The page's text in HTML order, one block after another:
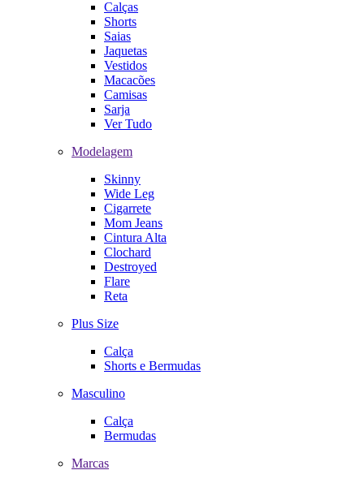
Calças
Shorts
Saias
Jaquetas
Vestidos
Macacões
Camisas
Sarja
Ver Tudo
Modelagem
Skinny
Wide Leg
Cigarrete
Mom Jeans
Cintura Alta
Clochard
Destroyed
Flare
Reta
Plus Size
Calça
Shorts e Bermudas
Masculino
Calça
Bermudas
Marcas